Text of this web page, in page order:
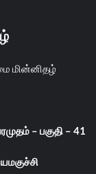
மின்னிதழ்
– பகுதி – 41